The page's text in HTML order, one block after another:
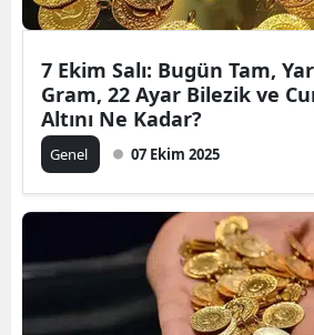
7 Ekim Salı: Bugün Tam,
Gram, 22 Ayar Bilezik ve
Altını Ne Kadar?
Genel 07 Ekim 2025